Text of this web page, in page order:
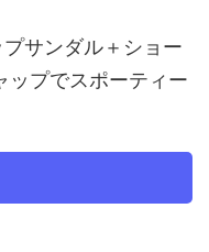
プサンダル＋ショー
ップでスポーティー